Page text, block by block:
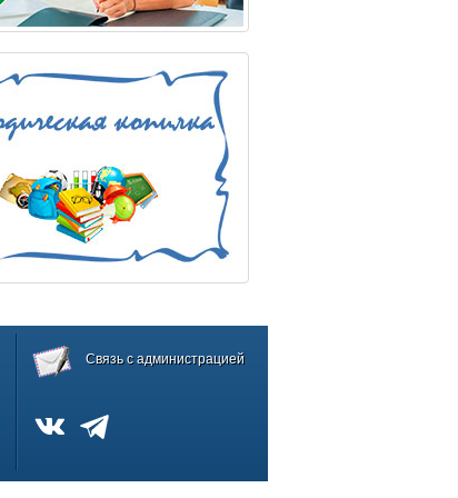
Связь с администрацией